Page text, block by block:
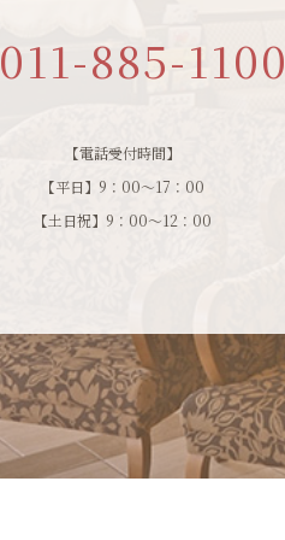
011-885-1100
【電話受付時間】
【平日】9：00～17：00
【土日祝】9：00～12：00